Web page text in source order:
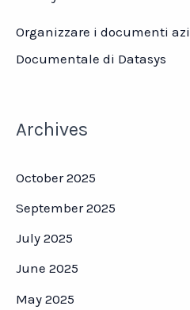
Organizzare i documenti
Documentale di Datasys
Archives
October 2025
September 2025
July 2025
June 2025
May 2025